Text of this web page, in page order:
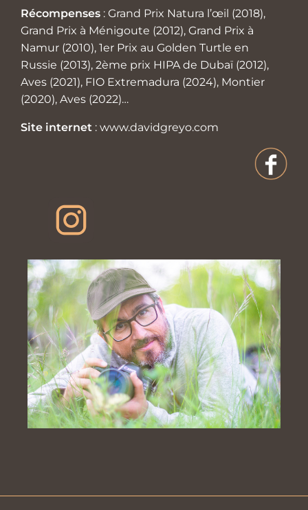
Récompenses : Grand Prix Natura l’œil (2018),
Grand Prix à Ménigoute (2012), Grand Prix à
Namur (2010), 1er Prix au Golden Turtle en
Russie (2013), 2ème prix HIPA de Dubaï (2012),
Aves (2021), FIO Extremadura (2024), Montier
(2020), Aves (2022)…
Site internet : www.davidgreyo.com